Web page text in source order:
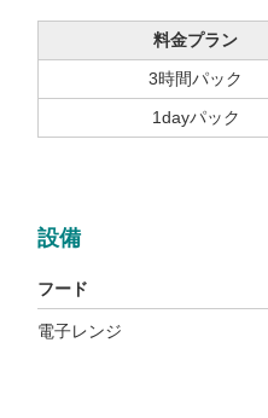
料金プラン
3時間パック
1dayパック
設備
フード
電子レンジ